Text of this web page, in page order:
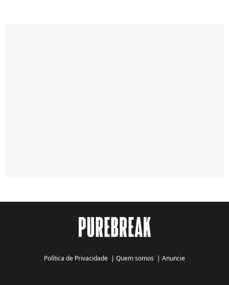
Política de Privacidade | Quem somos | Anuncie